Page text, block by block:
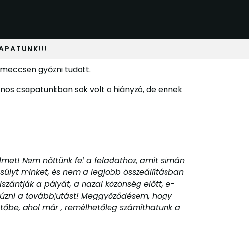
győzni tudott.
csapatunkban sok volt a hiányzó, de ennek
Nem nőttünk fel a feladathoz, amit simán
minket, és nem a legjobb összeállításban
a pályát, a hazai közönség előtt, e-
a továbbjutást! Meggyőződésem, hogy
ahol már , remélhetőleg számíthatunk a